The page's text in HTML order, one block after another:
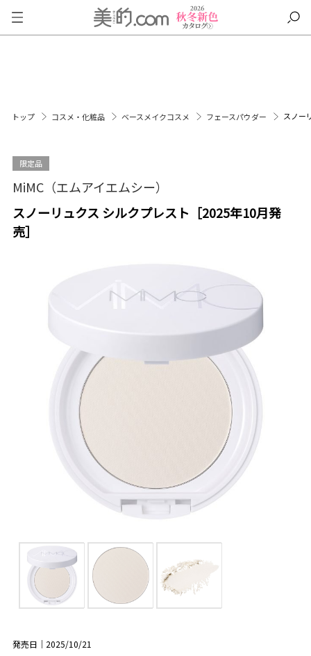
トップ コスメ・化粧品 ベースメイクコスメ フェースパウダー スノー
限定品
MiMC（エムアイエムシー）
スノーリュクス シルクプレスト［2025年10月発
売］
発売日｜2025/10/21